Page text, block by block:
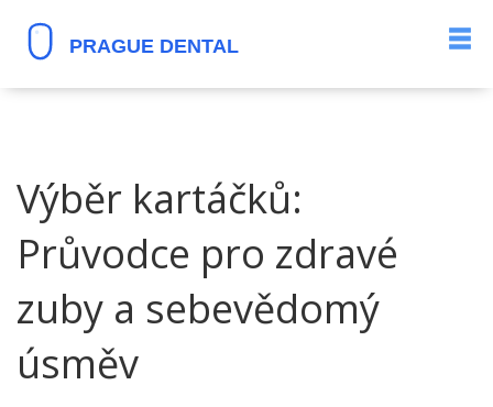
Výběr kartáčků:
Průvodce pro zdravé
zuby a sebevědomý
úsměv